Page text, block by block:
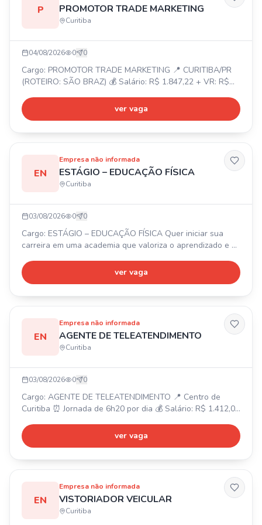
P PROMOTOR TRADE MARKETING
Curitiba
04/08/2026 0 0
Cargo: PROMOTOR TRADE MARKETING 📍 CURITIBA/PR
(ROTEIRO: SÃO BRAZ) 💰 Salário: R$ 1.847,22 + VR: R$
e internet fornecidos pela empresa. ⏰ Horário: Seg. a Sex.
07h-16h e Sáb. 07h-11h. 📝 Requisitos: • Experiência
ver vaga
EN
Empresa não informada
ESTÁGIO – EDUCAÇÃO FÍSICA
Curitiba
03/08/2026 0 0
Cargo: ESTÁGIO – EDUCAÇÃO FÍSICA Quer iniciar sua
carreira em uma academia que valoriza o aprendizado e o
você! 📍 Horário: Segunda a sexta-feira, das 17h30 às
21h30 (4h/dia). Sábados e domingos por escala. ✅
ver vaga
EN
Empresa não informada
AGENTE DE TELEATENDIMENTO
Curitiba
03/08/2026 0 0
Cargo: AGENTE DE TELEATENDIMENTO 📍 Centro de
Curitiba ⏰ Jornada de 6h20 por dia 💰 Salário: R$ 1.412,00
completo/cursando ✅ Conhecimento básico em
informática ✅ Maiores de 16 anos ✅ Oportunidade de
ver vaga
EN
Empresa não informada
VISTORIADOR VEICULAR
Curitiba